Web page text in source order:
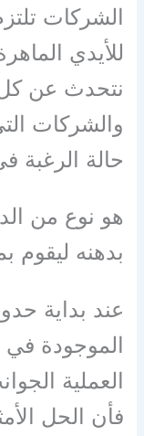
الشركات
للأيدي
نتحدث عن كل
والشركات
حالة الرغبة
هو نوع من
بدهنه ليقوم
عند بداية
الموجودة
العملية
فأن الحل